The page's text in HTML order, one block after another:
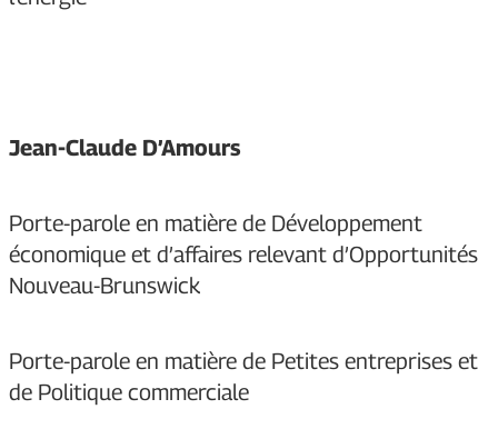
Jean-Claude D’Amours
Porte-parole en matière de Développement
économique et d’affaires relevant d’Opportunités
Nouveau-Brunswick
Porte-parole en matière de Petites entreprises et
de Politique commerciale